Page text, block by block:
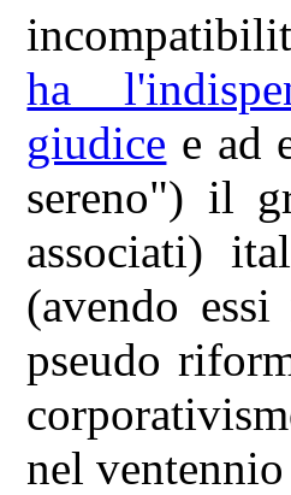
ha
giudice e ad
sereno") il
associati)
(avendo
pseudo
nel